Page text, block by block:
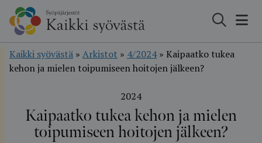
Hyppää
sisältöön
Kaikki syövästä » Arkistot » 4/2024» Kaipaatko tukea
kehon ja mielen toipumiseen hoitojen jälkeen?
2024
Kaipaatko tukea kehon ja mielen
toipumiseen hoitojen jälkeen?